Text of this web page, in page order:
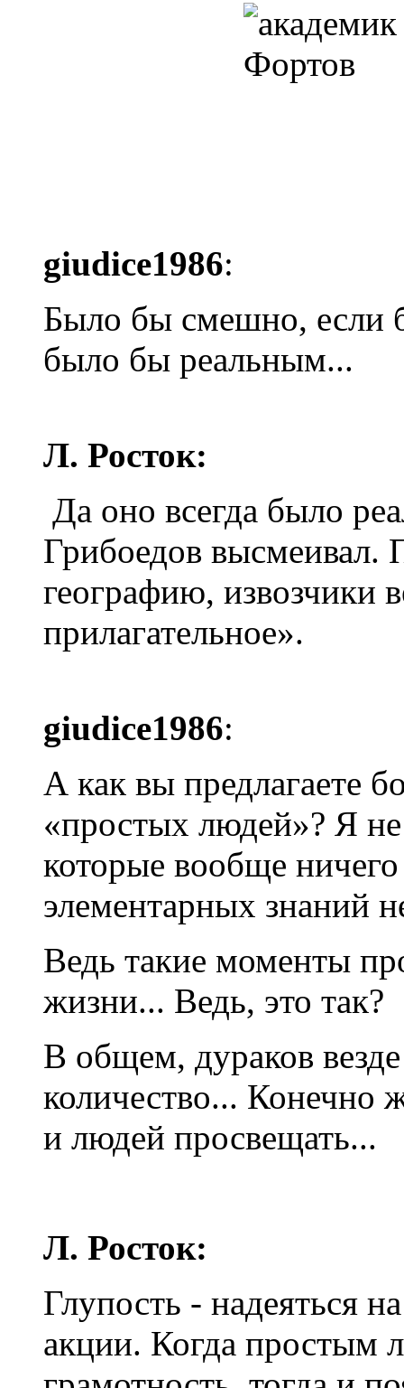
giudice1986:
Было бы смешно, если
было бы реальным...
Л. Росток:
Да оно всегда было
Грибоедов высмеивал.
географию, извозчики
прилагательное».
giudice1986:
А как вы предлагаете
«простых людей»? Я
которые вообще
элементарных знаний
Ведь такие моменты
жизни... Ведь, это так?
В общем, дураков
количество... Конечно
и людей просвещать...
Л. Росток:
Глупость - надеяться
акции. Когда простым